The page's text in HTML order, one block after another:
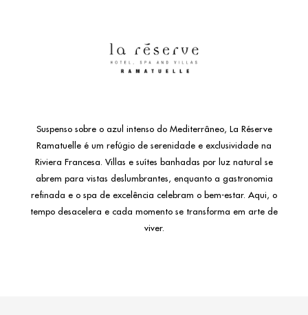
Suspenso sobre o azul intenso do Mediterrâneo, La Réserve
Ramatuelle é um refúgio de serenidade e exclusividade na
Riviera Francesa. Villas e suítes banhadas por luz natural se
abrem para vistas deslumbrantes, enquanto a gastronomia
refinada e o spa de excelência celebram o bem-estar. Aqui, o
tempo desacelera e cada momento se transforma em arte de
viver.